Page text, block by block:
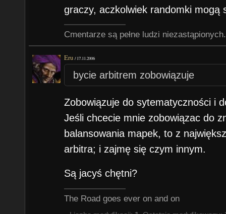
graczy, aczkolwiek randomki mogą
Cmentarze są pełne ludzi
Eru /17.11.2006
bycie arbitrem zobowiązuje
Zobowiązuje do sytematyczności i
Jeśli chcecie mnie zobowiązac do
balansowania mapek, to z
arbitra; i zajmę się czym innym.
Są jacyś chętni?
The Road goes ever on and on